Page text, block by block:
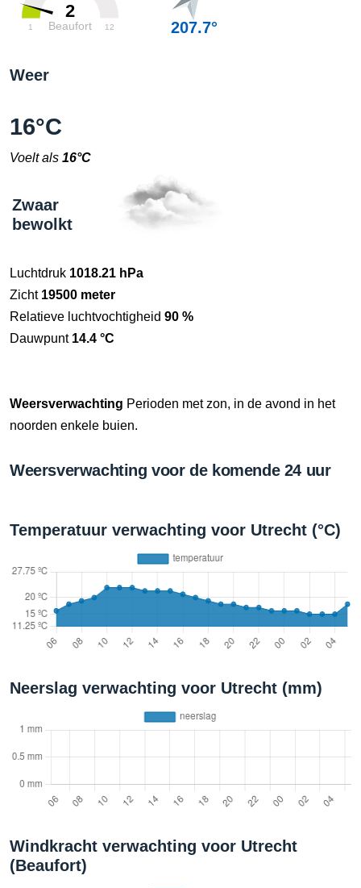
2
Beaufort
1 12 207.7°
Weer
16°C
Voelt als 16°C
Zwaar
bewolkt
Luchtdruk 1018.21 hPa
Zicht 19500 meter
Relatieve luchtvochtigheid 90 %
Dauwpunt 14.4 °C
Weersverwachting Perioden met zon, in de avond in het
noorden enkele buien.
Weersverwachting voor de komende 24 uur
Temperatuur verwachting voor Utrecht (°C)
Neerslag verwachting voor Utrecht (mm)
Windkracht verwachting voor Utrecht
(Beaufort)